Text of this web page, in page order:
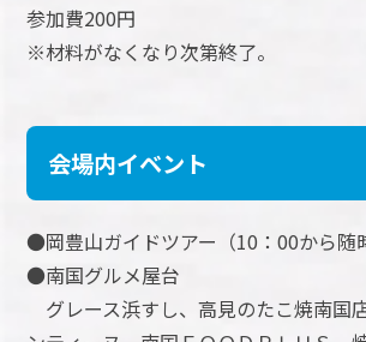
参加費200円
※材料がなくなり次第終了。
会場内イベント
●岡豊山ガイドツアー（10：00から随
●南国グルメ屋台
グレース浜すし、高見のたこ焼南国